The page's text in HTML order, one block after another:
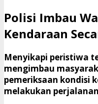
Polisi Imbau
Kendaraan
Menyikapi peristiwa
mengimbau
pemeriksaan kondisi
melakukan